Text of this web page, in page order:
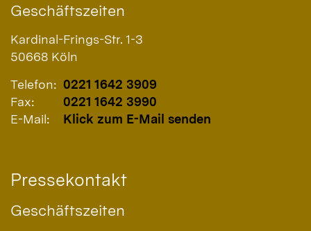
Geschäftszeiten
Kardinal-Frings-Str. 1-3
50668 Köln
Telefon: 0221 1642 3909
Fax:
0221 1642 3990
E-Mail:
Klick zum E-Mail senden
Pressekontakt
Geschäftszeiten